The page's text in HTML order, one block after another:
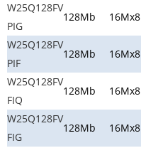
W25Q128FV
PIG
128Mb 16Mx8
W25Q128FV
PIF
128Mb 16Mx8
W25Q128FV
FIQ
128Mb 16Mx8
W25Q128FV
FIG
128Mb 16Mx8